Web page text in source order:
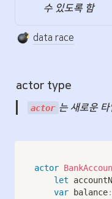
수 있도록 함
data race
actor type
actor 는 새로운
actor
let
var balance: